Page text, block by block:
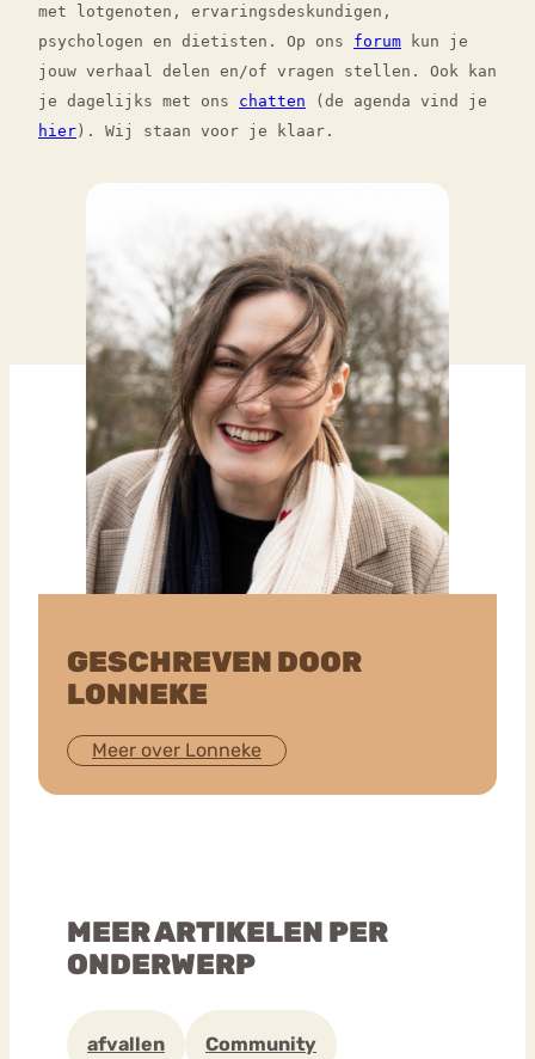
met lotgenoten, ervaringsdeskundigen,
psychologen en dietisten. Op ons forum kun je
jouw verhaal delen en/of vragen stellen. Ook kan
je dagelijks met ons chatten (de agenda vind je
hier ). Wij staan voor je klaar.
GESCHREVEN DOOR
LONNEKE
Meer over Lonneke
MEER ARTIKELEN PER
ONDERWERP
afvallen Community